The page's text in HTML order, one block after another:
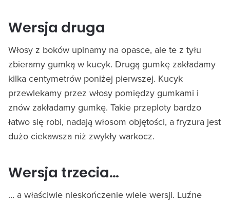
Wersja druga
Włosy z boków upinamy na opasce, ale te z tyłu
zbieramy gumką w kucyk. Drugą gumkę zakładamy
kilka centymetrów poniżej pierwszej. Kucyk
przewlekamy przez włosy pomiędzy gumkami i
znów zakładamy gumkę. Takie przeploty bardzo
łatwo się robi, nadają włosom objętości, a fryzura jest
dużo ciekawsza niż zwykły warkocz.
Wersja trzecia…
… a właściwie nieskończenie wiele wersji. Luźne